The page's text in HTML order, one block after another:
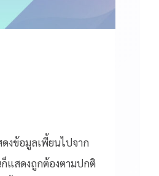
งข้อมูลเพี้ยนไปจาก
แสดงถูกต้องตามปกติ